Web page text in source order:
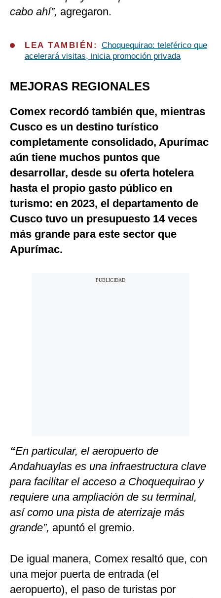
cabo ahí”, agregaron.
LEA TAMBIÉN: Choquequirao: teleférico que
acelerará visitas, inicia promoción privada
MEJORAS REGIONALES
Comex recordó también que, mientras
Cusco es un destino turístico
completamente consolidado, Apurímac
aún tiene muchos puntos que
desarrollar, desde su oferta hotelera
hasta el propio gasto público en
turismo: en 2023, el departamento de
Cusco tuvo un presupuesto 14 veces
más grande para este sector que
Apurímac.
“En particular, el aeropuerto de
Andahuaylas es una infraestructura clave
para facilitar el acceso a Choquequirao y
requiere una ampliación de su terminal,
así como una pista de aterrizaje más
grande”, apuntó el gremio.
De igual manera, Comex resaltó que, con
una mejor puerta de entrada (el
aeropuerto), el paso de turistas por